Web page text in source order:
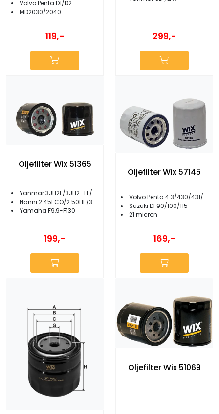
Volvo Penta D1/D2
MD2030/2040
119,- 299,-
Oljefilter Wix 51365
Yanmar 3JH2E/3JH2-TE/3JH3E-YEU
Nanni 2.45ECO/2.50HE/3.75HE/2.10/2.14
Yamaha F9,9-F130
199,-
Oljefilter Wix 57145
Volvo Penta 4.3/430/431/432/434/AQ175/AQ250
Suzuki DF90/100/115
21 micron
169,-
Oljefilter Wix 51069